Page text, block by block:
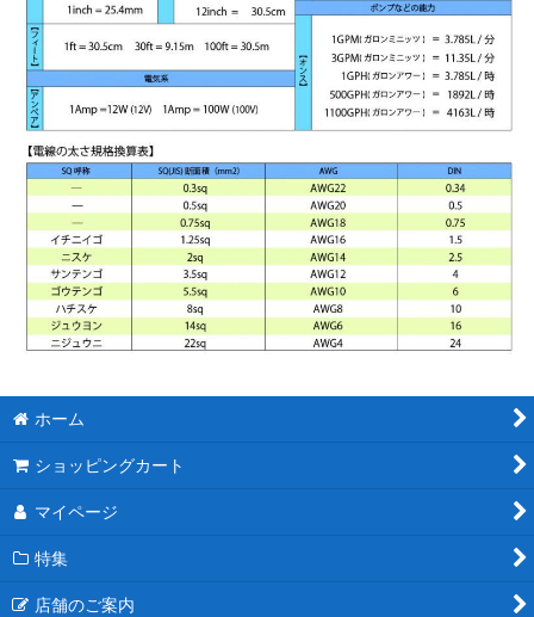
ホーム
ショッピングカート
マイページ
特集
店舗のご案内